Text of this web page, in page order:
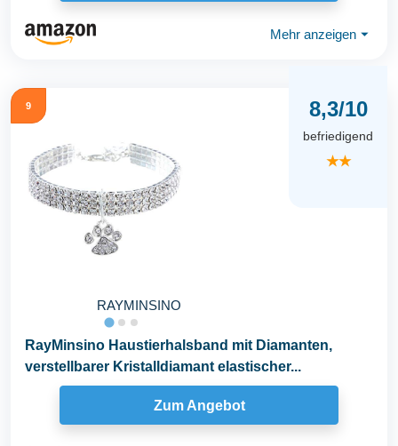
Mehr anzeigen ⏷
9
RAYMINSINO
8,3/10
befriedigend
★★
RayMinsino Haustierhalsband mit Diamanten,
verstellbarer Kristalldiamant elastischer...
Zum Angebot